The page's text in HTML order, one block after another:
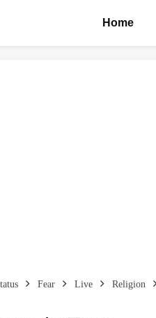
Home
Fear Live Religion